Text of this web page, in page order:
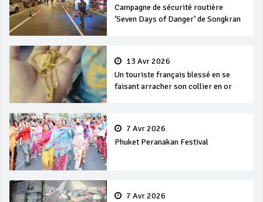
Campagne de sécurité routière
‘Seven Days of Danger’ de Songkran
13 Avr 2026
Un touriste français blessé en se
faisant arracher son collier en or
7 Avr 2026
Phuket Peranakan Festival
7 Avr 2026